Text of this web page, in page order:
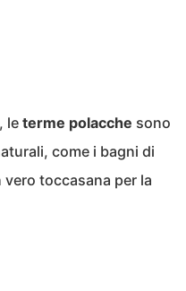
leterme polacche sono
come i bagni di
toccasana per la